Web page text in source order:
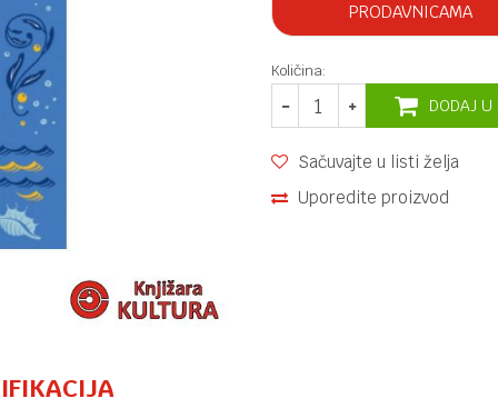
PRODAVNICAMA
Količina:
DODAJ U
Sačuvajte u listi želja
Uporedite proizvod